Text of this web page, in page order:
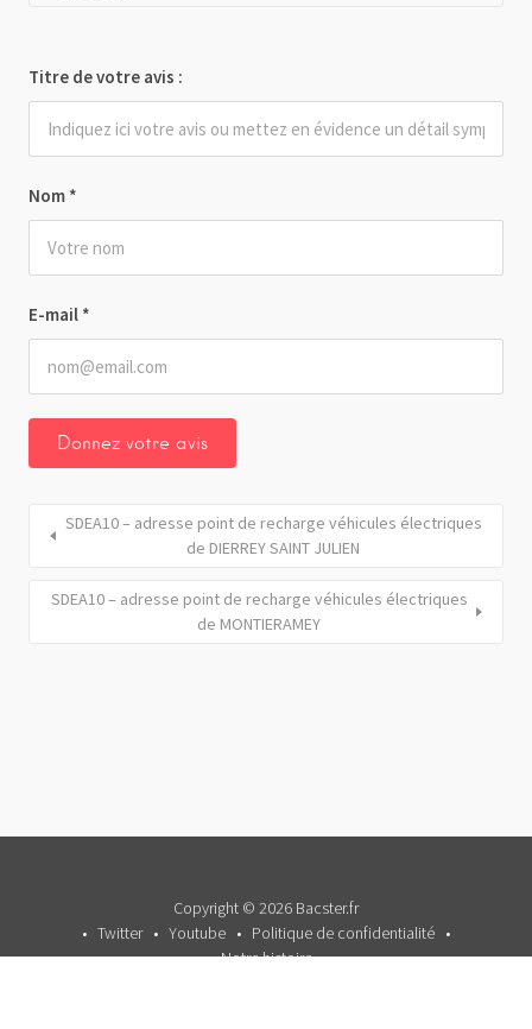
Nom *
E-mail *
Titre de votre avis :
SDEA10 – adresse point de recharge véhicules électriques
de DIERREY SAINT JULIEN
SDEA10 – adresse point de recharge véhicules électriques
de MONTIERAMEY
Copyright © 2026 Bacster.fr
Twitter
Youtube
Politique de confidentialité
Notre histoire